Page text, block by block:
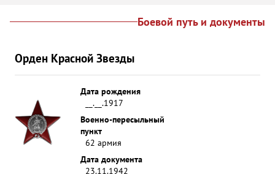
Боевой путь и документы
Орден Красной Звезды
Дата рождения
__.__.1917
Военно-пересыльный
пункт
62 армия
Дата документа
23.11.1942